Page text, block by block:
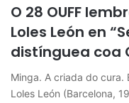
O 28 OUFF
Loles León en
distínguea coa
Minga. A criada do cura.
Loles León (Barcelona,